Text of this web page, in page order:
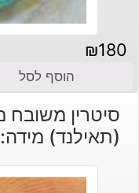
₪180
הוסף לסל
(תאילנד) מידה: 9.47*13.23*17.41 מ"מ